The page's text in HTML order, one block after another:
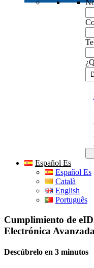
Español Es
Español Es
Català
English
Português
Cumplimiento de
Electrónica
Descúbrelo en 3 minutos